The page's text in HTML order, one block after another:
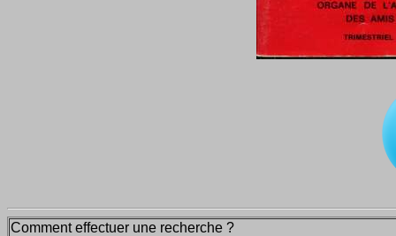
Comment effectuer une recherche ?